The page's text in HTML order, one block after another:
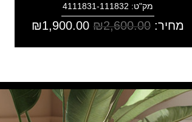
מק"ט: 4111831-111832
מחיר: ₪2,600.00
₪1,900.00